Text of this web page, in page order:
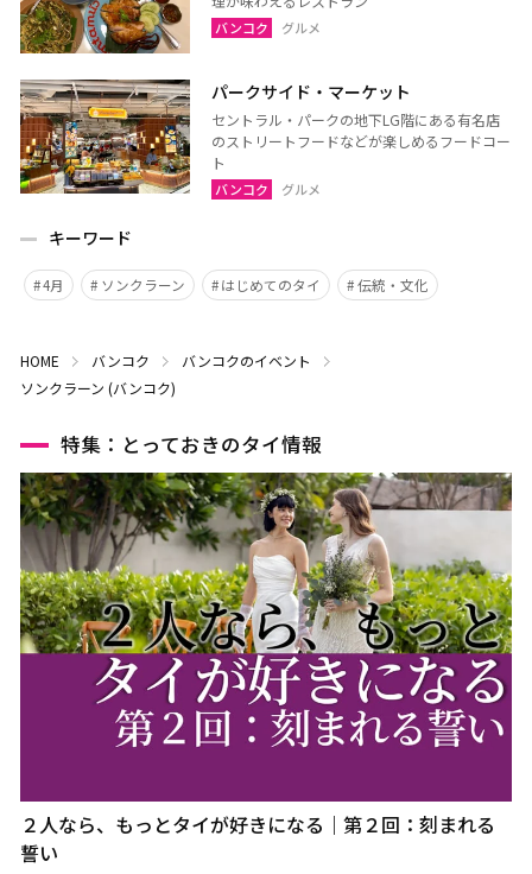
バンコク グルメ
パークサイド・マーケット
セントラル・パークの地下LG階にある有名店
のストリートフードなどが楽しめるフードコー
ト
バンコク グルメ
キーワード
4月 ソンクラーン はじめてのタイ 伝統・文化
HOME バンコク
バンコクのイベント
ソンクラーン (バンコク)
特集：とっておきのタイ情報
２人なら、もっとタイが好きになる｜第２回：刻まれる
誓い